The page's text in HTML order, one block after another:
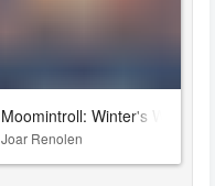
Moomintroll: Winter's Warmth
Joar Renolen